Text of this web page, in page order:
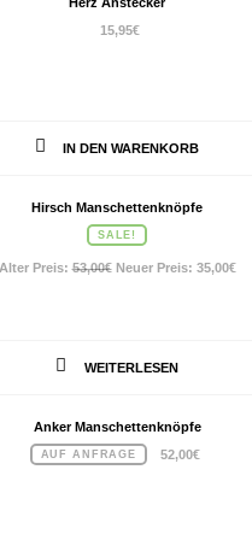
15,95€
IN DEN WARENKORB
Hirsch Manschettenknöpfe
SALE!
Alter Preis: 53,00€ Ursprünglicher
Neuer Preis: 35,00€
WEITERLESEN
Anker Manschettenknöpfe
AUF ANFRAGE 52,00€